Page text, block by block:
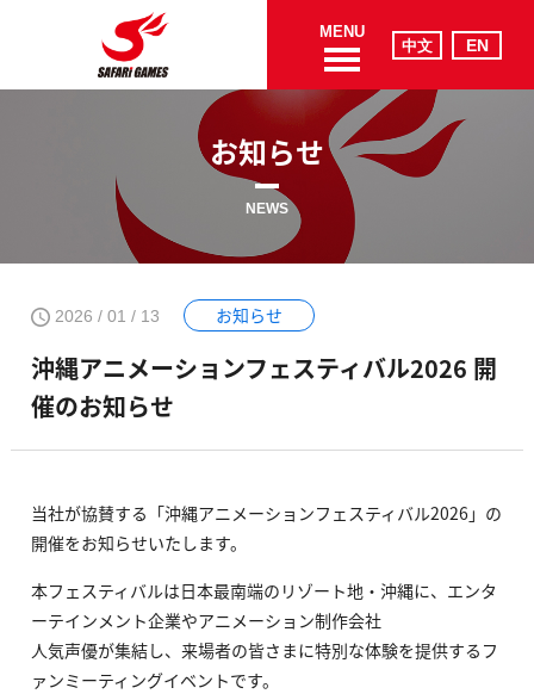
MENU
お知らせ
NEWS
2026 / 01 / 13 お知らせ
沖縄アニメーションフェスティバル2026 開
催のお知らせ
当社が協賛する「沖縄アニメーションフェスティバル2026」の
開催をお知らせいたします。
本フェスティバルは日本最南端のリゾート地・沖縄に、エンタ
ーテインメント企業やアニメーション制作会社
人気声優が集結し、来場者の皆さまに特別な体験を提供するフ
ァンミーティングイベントです。